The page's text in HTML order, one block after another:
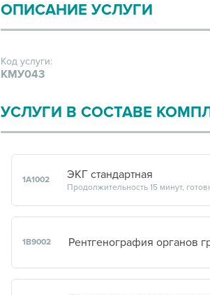
ОПИСАНИЕ УСЛУГИ
Код услуги:
КМУ043
УСЛУГИ В СОСТАВЕ
1А1002 ЭКГ стандартная
Продолжительность 15 минут,
1В9002 Рентгенография органов